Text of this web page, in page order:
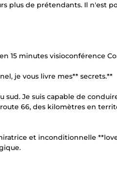
plus de prétendants. Il n'est
15 minutes visioconférence
je vous livre mes** secrets.**
sud. Je suis capable de
route 66, des kilomètres en
et inconditionnelle